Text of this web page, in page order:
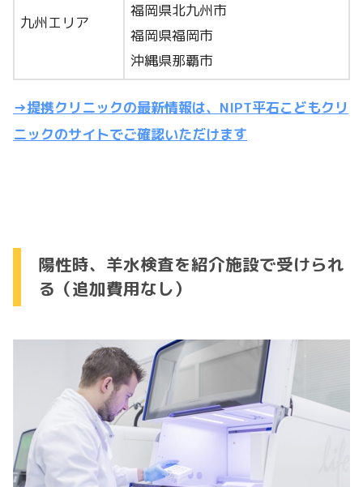
九州エリア
福岡県北九州市
福岡県福岡市
沖縄県那覇市
→提携クリニックの最新情報は、NIPT平石こどもクリ
ニックのサイトでご確認いただけます
陽性時、羊水検査を紹介施設で受けられ
る（追加費用なし）